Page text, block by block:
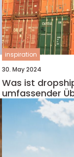
inspiration
30. May 2024
Was ist
umfassender